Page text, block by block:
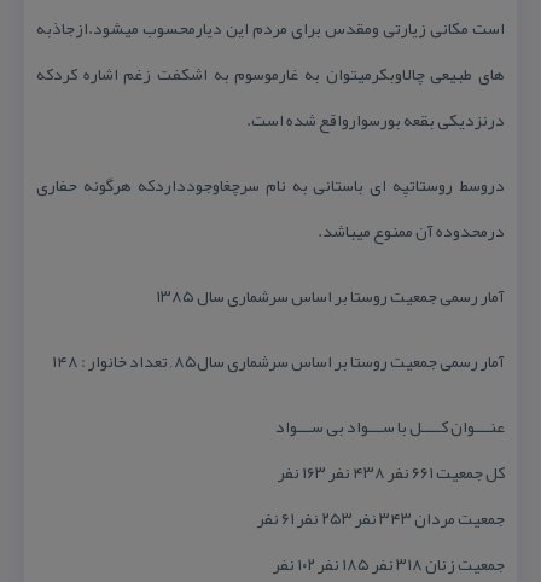
است مكانی زیارتی ومقدس برای مردم این دیارمحسوب میشود.ازجاذبه
های طبیعی چالاوبكرمیتوان به غارموسوم به اشكفت زغم اشاره كردكه
درنزدیكی بقعه بورسوارواقع شده است.
دروسط روستاتپه ای باستانی به نام سرچغاوجودداردكه هرگونه حفاری
درمحدوده آن ممنوع میباشد.
آمار رسمی جمعیت روستا بر اساس سرشماری سال ۱۳۸۵
آمار رسمی جمعیت روستا بر اساس سرشماری سال۸۵ , تعداد خانوار : ۱۴۸
عنـــوان كــــل با ســـواد بی ســـواد
كل جمعیت ۶۶۱ نفر ۴۳۸ نفر ۱۶۳ نفر
جمعیت مردان ۳۴۳ نفر ۲۵۳ نفر ۶۱ نفر
جمعیت زنان ۳۱۸ نفر ۱۸۵ نفر ۱۰۲ نفر